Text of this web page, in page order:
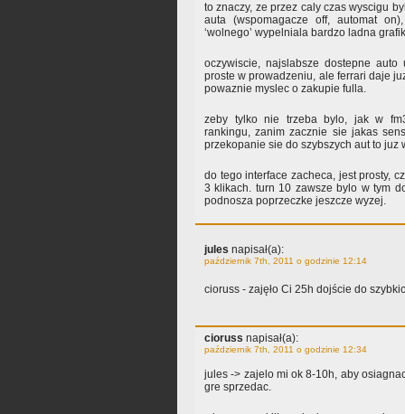
to znaczy, ze przez caly czas wyscigu
auta (wspomagacze off, automat
‘wolnego’ wypelniala bardzo ladna
oczywiscie, najslabsze dostepne
proste w prowadzeniu, ale ferrari daje
powaznie myslec o zakupie fulla.
zeby tylko nie trzeba bylo, jak w
rankingu, zanim zacznie sie jakas
przekopanie sie do szybszych aut to juz
do tego interface zacheca, jest prosty,
3 klikach. turn 10 zawsze bylo w tym
podnosza poprzeczke jeszcze wyzej.
jules napisał(a):
październik 7th, 2011 o godzinie 12:14
cioruss - zajęło Ci 25h dojście do
cioruss napisał(a):
październik 7th, 2011 o godzinie 12:34
jules -> zajelo mi ok 8-10h, aby
gre sprzedac.